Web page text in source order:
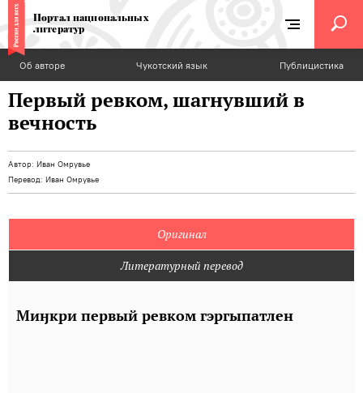
Портал национальных
литератур
Об авторе Чукотский язык Публицистика
Первый ревком, шагнувший в
вечность
Автор: Иван Омрувье
Перевод: Иван Омрувье
Оригинал
Литературный перевод
Миӈкри первый ревком гэргыпатлен